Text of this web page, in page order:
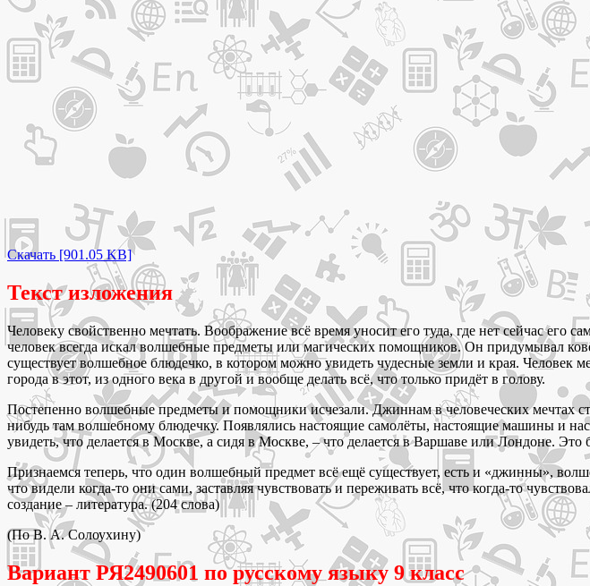
Скачать [901.05 KB]
Текст изложения
Человеку свойственно мечтать. Воображение всё время уносит его туда, где нет сейчас его
человек всегда искал волшебные предметы или магических помощников. Он придумывал
существует волшебное блюдечко, в котором можно увидеть чудесные земли и края.
города в этот, из одного века в другой и вообще делать всё, что только придёт в голову.
Постепенно волшебные предметы и помощники исчезали. Джиннам в человеческих мечтах
нибудь там волшебному блюдечку. Появлялись настоящие самолёты, настоящие машины и
увидеть, что делается в Москве, а сидя в Москве, – что делается в Варшаве или Лондоне. Это
Признаемся теперь, что один волшебный предмет всё ещё существует, есть и «джинны»,
что видели когда-то они сами, заставляя чувствовать и переживать всё, что когда-то
создание – литература. (204 слова)
(По В. А. Солоухину)
Вариант РЯ2490601 по русскому языку 9 класс